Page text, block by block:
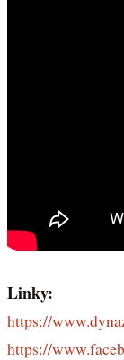
Linky:
https://
https://